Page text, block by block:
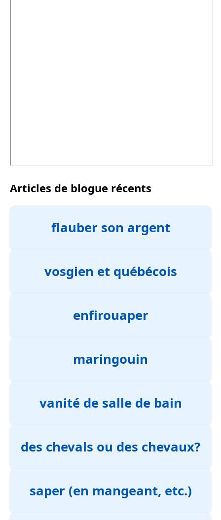
Articles de blogue récents
flauber son argent
vosgien et québécois
enfirouaper
maringouin
vanité de salle de bain
des chevals ou des chevaux?
saper (en mangeant, etc.)